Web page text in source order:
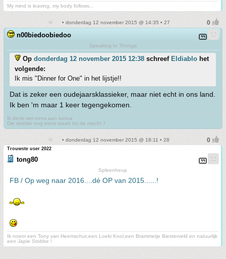
My mind is leaving, my body follows...
• donderdag 12 november 2015 @ 14:35 • 27
n00biedoobiedoo
Speaking In Thongs
Op donderdag 12 november 2015 12:38 schreef Eldiablo het
volgende:
Ik mis "Dinner for One" in het lijstje!!
Dat is zeker een oudejaarsklassieker, maar niet echt in ons land.
Ik ben 'm maar 1 keer tegengekomen.
Ik denk wel eens aan Ionica
Die deelde nog eens staart tot de macht 7
• donderdag 12 november 2015 @ 18:11 • 28
Trouwste user 2022
tong80
Spleenheup
FB / Op weg naar 2016....dé OP van 2015......!
Ik noem een Tony van Heemschut,een Loeki Knol,een Brammetje Biesterveld en natuurlijk
een Japie Stobbe !